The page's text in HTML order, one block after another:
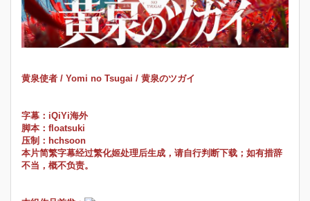
黄泉使者 / Yomi no Tsugai / 黄泉のツガイ
字幕：iQiYi海外
脚本：floatsuki
压制：hchsoon
本片简繁字幕经过繁化姬处理后生成，请自行判断下载；如有措辞
不当，概不负责。